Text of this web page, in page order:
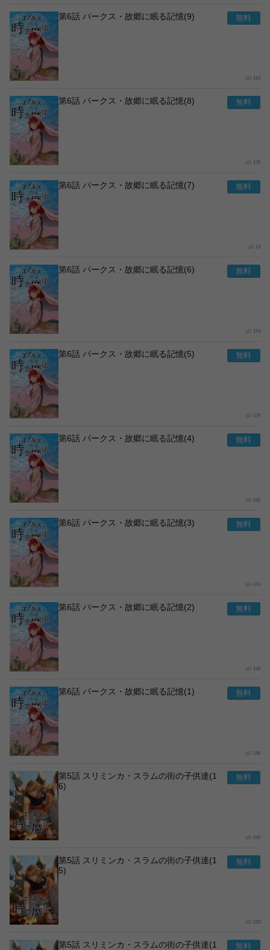
第6話 パークス・故郷に眠る記憶(9)
163
第6話 パークス・故郷に眠る記憶(8)
178
第6話 パークス・故郷に眠る記憶(7)
13
第6話 パークス・故郷に眠る記憶(6)
174
第6話 パークス・故郷に眠る記憶(5)
179
第6話 パークス・故郷に眠る記憶(4)
165
第6話 パークス・故郷に眠る記憶(3)
174
第6話 パークス・故郷に眠る記憶(2)
159
第6話 パークス・故郷に眠る記憶(1)
196
第5話 スリミンカ・スラムの街の子供達(1
6)
220
第5話 スリミンカ・スラムの街の子供達(1
5)
223
第5話 スリミンカ・スラムの街の子供達(1